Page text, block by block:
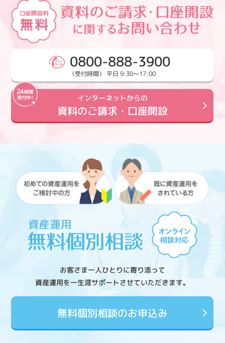
0800-888-3900
〈受付時間〉 平日 9:30～17:00
インターネットからの
資料のご請求・口座開設
お客さま一人ひとりに寄り添って
資産運用を一生涯サポートさせていただきます。
無料個別相談のお申込み